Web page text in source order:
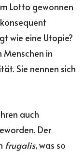
Lotto gewonnen
wie eine Utopie?
Menschen in
Sie nennen sich
auch
Der
frugalis, was so